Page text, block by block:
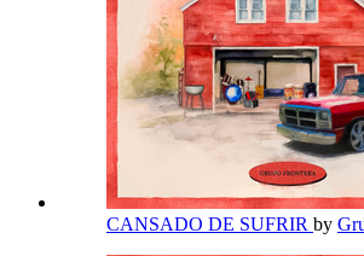
CANSADO DE SUFRIR by